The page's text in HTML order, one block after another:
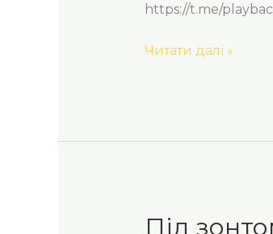
https://t.me/
Читати далі »
Під
Під